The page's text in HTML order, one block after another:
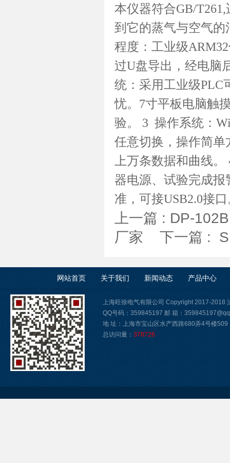
本仪器符合GB/
到它的蒸气与空气
程度：工业级
过U盘导出，经电脑
统：采用工业级PLC
忧。7寸平板电脑触
验。 3 操作系统：
任意切换，操作简
上万条数据和曲线
器电源、试验完成报
准，可接USB2.0接
上一篇 : DP-
厂家 下一篇 :
网站首页 关于我们 新闻动态 产品中心
上海旺徐电气有限公司 Copyright 2017-2018
QQ号码：359845197 邮 箱：
地 址：上海市宝山区水产西路680弄4号楼509
总访问量： 378726